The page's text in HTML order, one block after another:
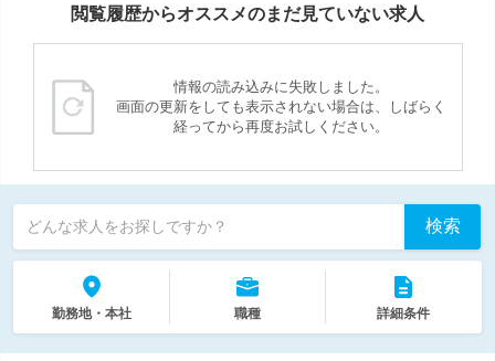
閲覧履歴からオススメのまだ見ていない求人
情報の読み込みに失敗しました。
画面の更新をしても表示されない場合は、しばらく
経ってから再度お試しください。
どんな求人をお探しですか？ 検索
勤務地・本社 職種 詳細条件